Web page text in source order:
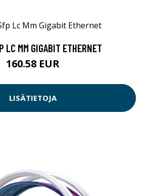
LC MM GIGABIT ETHERNET
160.58 EUR
LISÄTIETOJA